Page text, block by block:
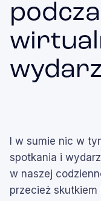
I w sumie nic w
spotkania i
w naszej
przecież